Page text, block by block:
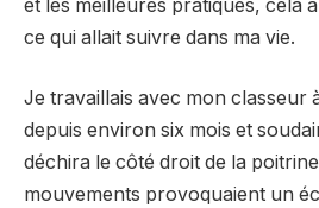
et les meilleures pratiques, cela
ce qui allait suivre dans ma vie.
Je travaillais avec mon classeur
depuis environ six mois et
déchira le côté droit de la
mouvements provoquaient un